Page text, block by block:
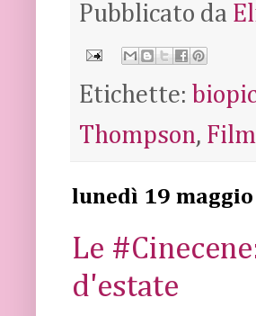
Pubblicato da
Etichette:
Thompson, Film
lunedì 19
Le
d'estate